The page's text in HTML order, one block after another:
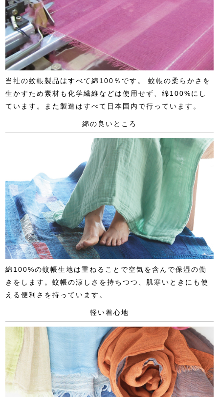
当社の蚊帳製品はすべて綿100％です。 蚊帳の柔らかさを
生かすため素材も化学繊維などは使用せず、綿100%にし
ています。また製造はすべて日本国内で行っています。
綿の良いところ
綿100%の蚊帳生地は重ねることで空気を含んで保湿の働
きをします。蚊帳の涼しさを持ちつつ、肌寒いときにも使
える便利さを持っています。
軽い着心地